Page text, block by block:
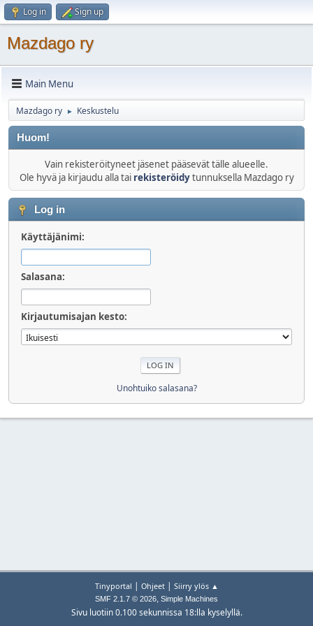
Log in Sign up
Mazdago ry
Main Menu
Mazdago ry ► Keskustelu
Huom!
Vain rekisteröityneet jäsenet pääsevät tälle alueelle.
Ole hyvä ja kirjaudu alla tai rekisteröidytunnuksella Mazdago ry
Log in
Käyttäjänimi:
Salasana:
Kirjautumisajan kesto:
Unohtuiko salasana?
Tinyportal | Ohjeet| Siirry ylös ▲
SMF 2.1.7 © 2026, Simple Machines
Sivu luotiin 0.100 sekunnissa 18:lla kyselyllä.